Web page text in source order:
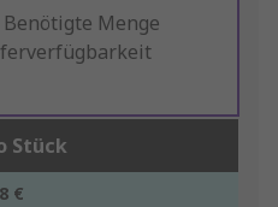
Benötigte Menge
Stück
€